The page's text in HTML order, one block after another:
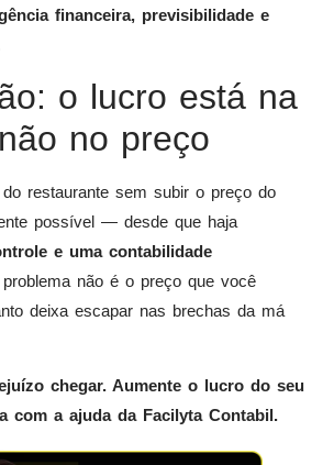
financeira, previsibilidade e
o lucro está na
no preço
restaurante sem subir o preço do
possível — desde que haja
e uma contabilidade
não é o preço que você
deixa escapar nas brechas da má
chegar. Aumente o lucro do seu
com a ajuda da Facilyta Contabil.